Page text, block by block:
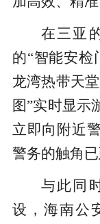
在三亚
的“智能安检
龙湾热带天
图”实时显示
立即向附近
警务的触角已
与此同
设，海南公